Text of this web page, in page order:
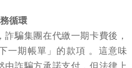
循環
騙集團在代繳一期卡費後，
一期帳單」的款項 。這意味
由詐騙方承諾支付，但法律上